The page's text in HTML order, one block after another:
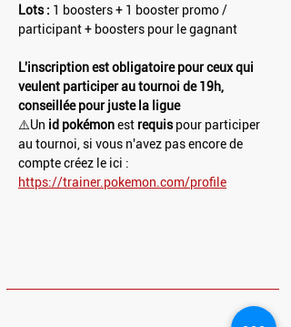
Lots : 1 boosters + 1 booster promo /
participant + boosters pour le gagnant
L'inscription est obligatoire pour ceux qui
veulent participer au tournoi de 19h,
conseillée pour juste la ligue
⚠️Un id pokémon est requis pour participer
au tournoi, si vous n'avez pas encore de
compte créez le ici :
https://trainer.pokemon.com/profile